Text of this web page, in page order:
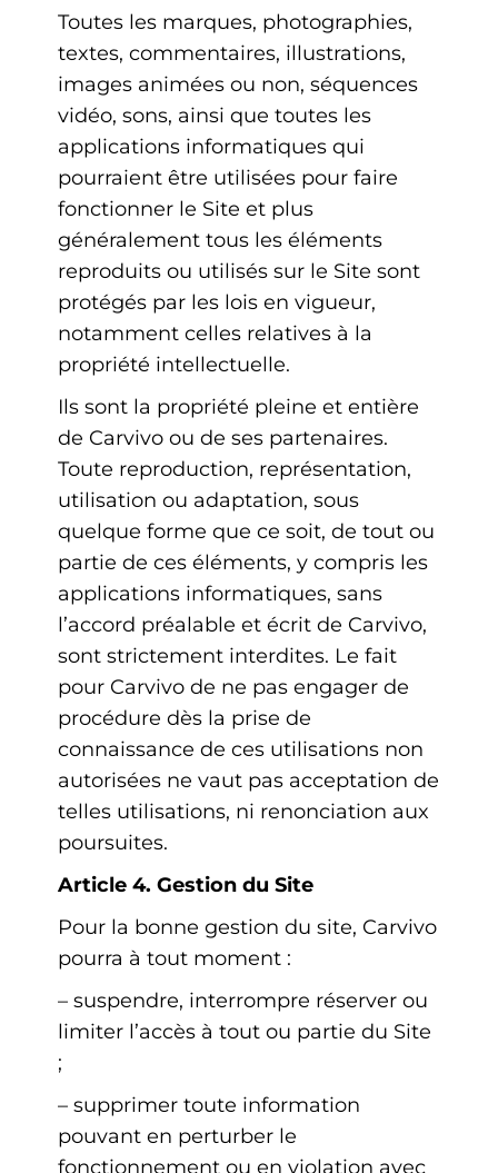
Toutes les marques, photographies,
textes, commentaires, illustrations,
images animées ou non, séquences
vidéo, sons, ainsi que toutes les
applications informatiques qui
pourraient être utilisées pour faire
fonctionner le Site et plus
généralement tous les éléments
reproduits ou utilisés sur le Site sont
protégés par les lois en vigueur,
notamment celles relatives à la
propriété intellectuelle.
Ils sont la propriété pleine et entière
de Carvivo ou de ses partenaires.
Toute reproduction, représentation,
utilisation ou adaptation, sous
quelque forme que ce soit, de tout ou
partie de ces éléments, y compris les
applications informatiques, sans
l’accord préalable et écrit de Carvivo,
sont strictement interdites. Le fait
pour Carvivo de ne pas engager de
procédure dès la prise de
connaissance de ces utilisations non
autorisées ne vaut pas acceptation de
telles utilisations, ni renonciation aux
poursuites.
Article 4. Gestion du Site
Pour la bonne gestion du site, Carvivo
pourra à tout moment :
– suspendre, interrompre réserver ou
limiter l’accès à tout ou partie du Site
;
– supprimer toute information
pouvant en perturber le
fonctionnement ou en violation avec